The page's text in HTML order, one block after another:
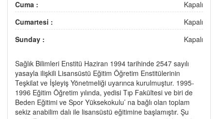
Cuma :
Kapalı
Cumartesi :
Kapalı
Sunday :
Kapalı
Sağlık Bilimleri Enstitü Haziran 1994 tarihinde 2547 sayılı
yasayla ilişkili Lisansüstü Eğitim Öğretim Enstitülerinin
Teşkilat ve İşleyiş Yönetmeliği uyarınca kurulmuştur. 1995-
1996 Eğitim Öğretim yılında, yedisi Tıp Fakültesi ve biri de
Beden Eğitimi ve Spor Yüksekokulu’ na bağlı olan toplam
sekiz anabilim dalı ile lisansüstü eğitimine başlamıştır. Şu